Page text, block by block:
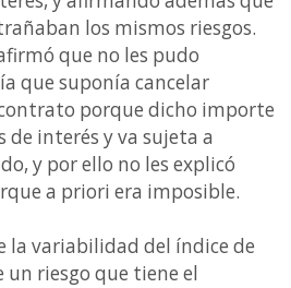
los mismos riesgos.
que no les pudo
que suponía cancelar
porque dicho importe
de interés y va sujeta a
y por ello no les explicó
a priori era imposible.
la variabilidad del índice de
riesgo que tiene el